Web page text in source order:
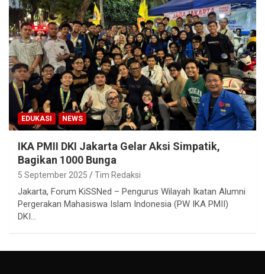
EDUKASI NEWS
IKA PMII DKI Jakarta Gelar Aksi Simpatik,
Bagikan 1000 Bunga
5 September 2025 Tim Redaksi
Jakarta, Forum KiSSNed – Pengurus Wilayah Ikatan Alumni
Pergerakan Mahasiswa Islam Indonesia (PW IKA PMII)
DKI…